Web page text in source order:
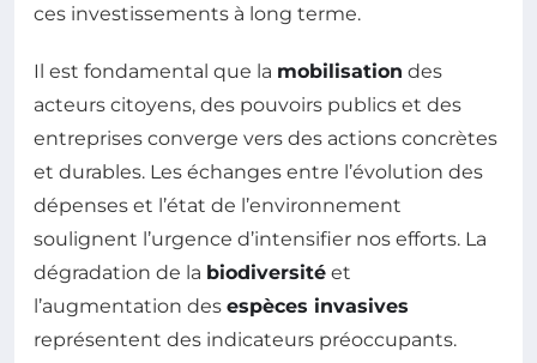
ces investissements à long terme.
Il est fondamental que la mobilisation des
acteurs citoyens, des pouvoirs publics et des
entreprises converge vers des actions concrètes
et durables. Les échanges entre l’évolution des
dépenses et l’état de l’environnement
soulignent l’urgence d’intensifier nos efforts. La
dégradation de la biodiversité et
l’augmentation des espèces invasives
représentent des indicateurs préoccupants.